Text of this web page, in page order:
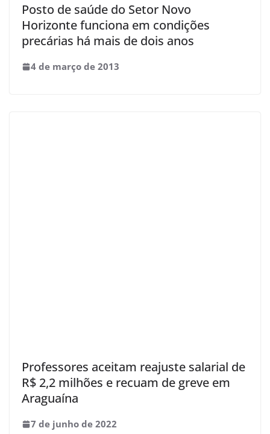
Posto de saúde do Setor Novo
Horizonte funciona em condições
precárias há mais de dois anos
4 de março de 2013
Professores aceitam reajuste salarial de
R$ 2,2 milhões e recuam de greve em
Araguaína
7 de junho de 2022